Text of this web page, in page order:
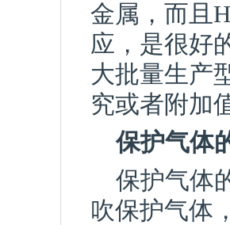
金属，而且
应，是很好
大批量生产
究或者附加
保护气体
保护气体
吹保护气体